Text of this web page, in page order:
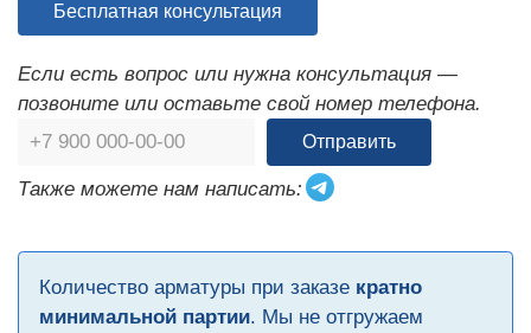
Бесплатная консультация
Если есть вопрос или нужна консультация —
позвоните или оставьте свой номер телефона.
Отправить
Также можете нам написать:
Количество арматуры при заказе кратно
минимальной партии. Мы не отгружаем